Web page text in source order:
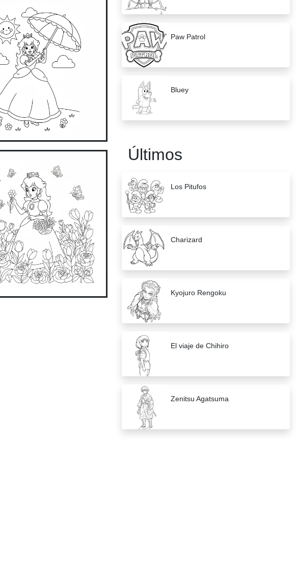
Paw Patrol
Bluey
Últimos
Los Pitufos
Charizard
Kyojuro Rengoku
El viaje de Chihiro
Zenitsu Agatsuma